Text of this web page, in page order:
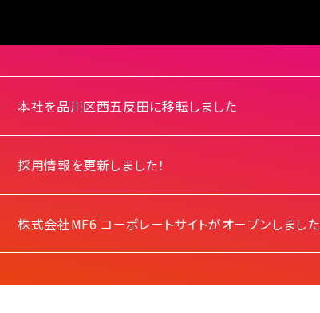
本社を品川区西五反田に移転しました
採用情報を更新しました！
株式会社MF6 コーポレートサイトがオープンしました